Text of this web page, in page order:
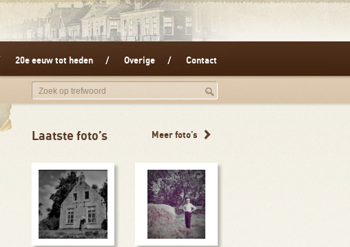
20e eeuw tot heden Overige Contact
Meer foto’s
Laatste foto’s